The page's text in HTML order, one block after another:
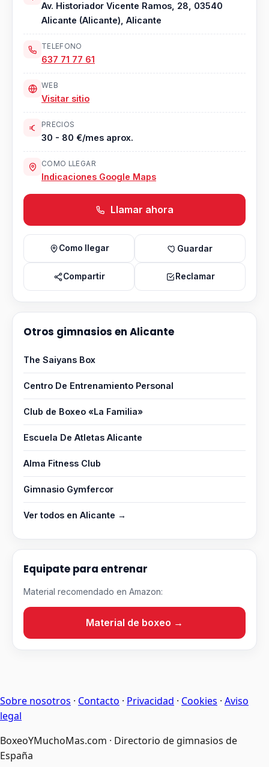
Av. Historiador Vicente Ramos, 28, 03540
Alicante (Alicante), Alicante
TELEFONO
637 71 77 61
WEB
Visitar sitio
PRECIOS
30 - 80 €/mes aprox.
COMO LLEGAR
Indicaciones Google Maps
Llamar ahora
Como llegar Guardar
Compartir Reclamar
Otros gimnasios en Alicante
The Saiyans Box
Centro De Entrenamiento Personal
Club de Boxeo «La Familia»
Escuela De Atletas Alicante
Alma Fitness Club
Gimnasio Gymfercor
Ver todos en Alicante →
Equipate para entrenar
Material recomendado en Amazon:
Material de boxeo →
Sobre nosotros · Contacto · Privacidad · Cookies · Aviso
legal
BoxeoYMuchoMas.com · Directorio de gimnasios de
España